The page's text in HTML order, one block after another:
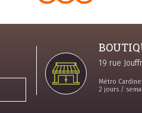
19 rue
Métro
2 jours /